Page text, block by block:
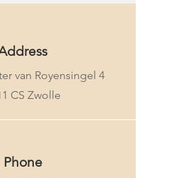
van Royensingel 4
CS Zwolle
Phone